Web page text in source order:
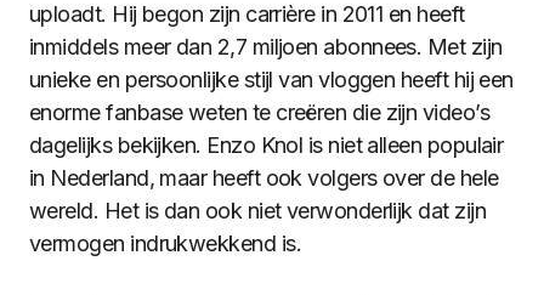
uploadt. Hij begon zijn carrière in 2011 en heeft
inmiddels meer dan 2,7 miljoen abonnees. Met zijn
unieke en persoonlijke stijl van vloggen heeft hij een
enorme fanbase weten te creëren die zijn video’s
dagelijks bekijken. Enzo Knol is niet alleen populair
in Nederland, maar heeft ook volgers over de hele
wereld. Het is dan ook niet verwonderlijk dat zijn
vermogen indrukwekkend is.